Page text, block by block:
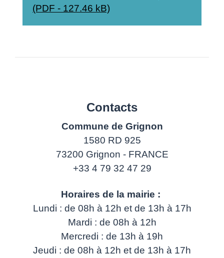
(PDF - 127.46 kB)
Contacts
Commune de Grignon
1580 RD 925
73200 Grignon - FRANCE
+33 4 79 32 47 29
Horaires de la mairie :
Lundi : de 08h à 12h et de 13h à 17h
Mardi : de 08h à 12h
Mercredi : de 13h à 19h
Jeudi : de 08h à 12h et de 13h à 17h